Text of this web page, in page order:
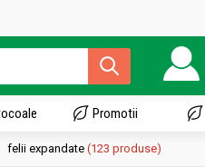
Promotii
felii expandate (123 produse)